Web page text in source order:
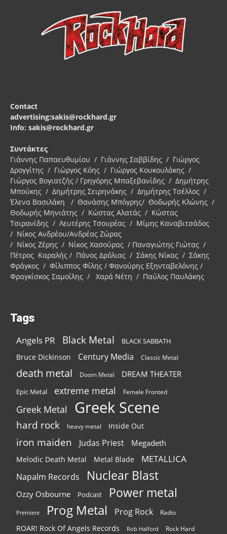
Contact
advertising:sakis@rockhard.gr
Info: sakis@rockhard.gr
Συντάκτες
Γιάννης Παπαευθυμίου / Γιάννης Σαββίδης / Γιώργος
Δρογγίτης / Γιώργος Κόης / Γιώργος Κουκουλάκης /
Γιώργος Βογιατζής / Γρηγόρης Μπαξεβανίδης / Δημήτρης
Μπούκης / Δημήτρης Σειρηνάκης / Δημήτρης Τσέλλος /
Έλενα Βασιλάκη / Θανάσης Μπόγρης/ Θοδωρής Κλώνης /
Θοδωρής Μηνιάτης / Κώστας Αλατάς / Κώστας
Τσιρανίδης / Λευτέρης Τσουρέας / Μίμης Καναβιτσάδος
/ Νίκος Ανδρέου/Ανδρέας Ζώρας
/ Νίκος Ζέρης / Νίκος Χασούρας / Παναγιώτης Γιώτας /
Πέτρος Καραλής / Πάνος Δρόλιας / Σάκης Νίκας / Σάκης
Φράγκος / Φίλιππος Φίλης / Φανούρης Εξηνταβελόνης /
Φραγκίσκος Σαμοΐλης / Χαρά Νέτη / Παύλος Παυλάκης
Tags
Angels PR Black Metal BLACK SABBATH
Bruce Dickinson Century Media Classic Metal
death metal Doom Metal DREAM THEATER
Epic Metal extreme metal Female Fronted
Greek Metal Greek Scene
hard rock heavy metal Inside Out
iron maiden Judas Priest Megadeth
Melodic Death Metal Metal Blade METALLICA
Napalm Records Nuclear Blast
Ozzy Osbourne Podcast Power metal
Premiere Prog Metal Prog Rock Radio
ROAR! Rock Of Angels Records Rob Halford Rock Hard